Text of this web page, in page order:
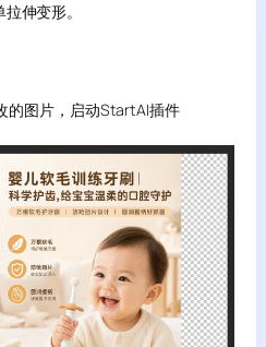
伸变形。
的图片，启动StartAI插件